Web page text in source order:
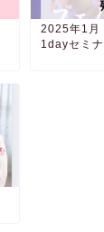
2025年1月
1dayセミ